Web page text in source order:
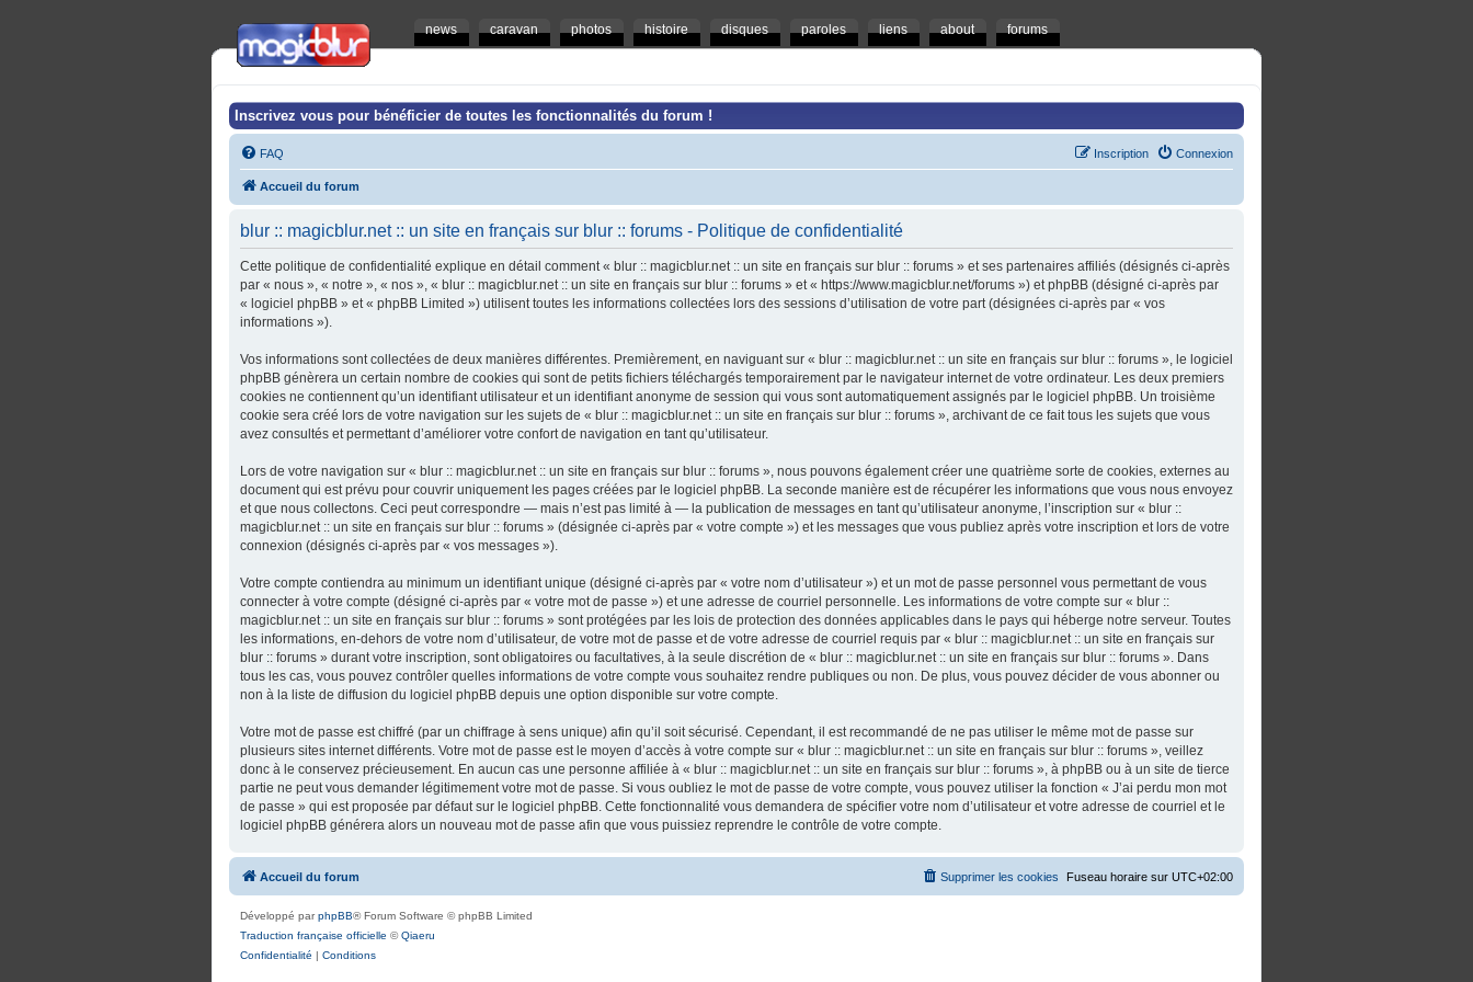
news caravan photos histoire disques paroles liens about forums
Inscrivez vous pour bénéficier de toutes les fonctionnalités du forum !
FAQ Connexion
Inscription
Accueil du forum
blur :: magicblur.net :: un site en français sur blur :: forums - Politique de confidentialité
Cette politique de confidentialité explique en détail comment « blur :: magicblur.net :: un site en français sur blur :: forums » et ses partenaires affiliés (désignés ci-après
par « nous », « notre », « nos », « blur :: magicblur.net :: un site en français sur blur :: forums » et « https://www.magicblur.net/forums ») et phpBB (désigné ci-après par
« logiciel phpBB » et « phpBB Limited ») utilisent toutes les informations collectées lors des sessions d’utilisation de votre part (désignées ci-après par « vos
informations »).
Vos informations sont collectées de deux manières différentes. Premièrement, en naviguant sur « blur :: magicblur.net :: un site en français sur blur :: forums », le logiciel
phpBB génèrera un certain nombre de cookies qui sont de petits fichiers téléchargés temporairement par le navigateur internet de votre ordinateur. Les deux premiers
cookies ne contiennent qu’un identifiant utilisateur et un identifiant anonyme de session qui vous sont automatiquement assignés par le logiciel phpBB. Un troisième
cookie sera créé lors de votre navigation sur les sujets de « blur :: magicblur.net :: un site en français sur blur :: forums », archivant de ce fait tous les sujets que vous
avez consultés et permettant d’améliorer votre confort de navigation en tant qu’utilisateur.
Lors de votre navigation sur « blur :: magicblur.net :: un site en français sur blur :: forums », nous pouvons également créer une quatrième sorte de cookies, externes au
document qui est prévu pour couvrir uniquement les pages créées par le logiciel phpBB. La seconde manière est de récupérer les informations que vous nous envoyez
et que nous collectons. Ceci peut correspondre — mais n’est pas limité à — la publication de messages en tant qu’utilisateur anonyme, l’inscription sur « blur ::
magicblur.net :: un site en français sur blur :: forums » (désignée ci-après par « votre compte ») et les messages que vous publiez après votre inscription et lors de votre
connexion (désignés ci-après par « vos messages »).
Votre compte contiendra au minimum un identifiant unique (désigné ci-après par « votre nom d’utilisateur ») et un mot de passe personnel vous permettant de vous
connecter à votre compte (désigné ci-après par « votre mot de passe ») et une adresse de courriel personnelle. Les informations de votre compte sur « blur ::
magicblur.net :: un site en français sur blur :: forums » sont protégées par les lois de protection des données applicables dans le pays qui héberge notre serveur. Toutes
les informations, en-dehors de votre nom d’utilisateur, de votre mot de passe et de votre adresse de courriel requis par « blur :: magicblur.net :: un site en français sur
blur :: forums » durant votre inscription, sont obligatoires ou facultatives, à la seule discrétion de « blur :: magicblur.net :: un site en français sur blur :: forums ». Dans
tous les cas, vous pouvez contrôler quelles informations de votre compte vous souhaitez rendre publiques ou non. De plus, vous pouvez décider de vous abonner ou
non à la liste de diffusion du logiciel phpBB depuis une option disponible sur votre compte.
Votre mot de passe est chiffré (par un chiffrage à sens unique) afin qu’il soit sécurisé. Cependant, il est recommandé de ne pas utiliser le même mot de passe sur
plusieurs sites internet différents. Votre mot de passe est le moyen d’accès à votre compte sur « blur :: magicblur.net :: un site en français sur blur :: forums », veillez
donc à le conservez précieusement. En aucun cas une personne affiliée à « blur :: magicblur.net :: un site en français sur blur :: forums », à phpBB ou à un site de tierce
partie ne peut vous demander légitimement votre mot de passe. Si vous oubliez le mot de passe de votre compte, vous pouvez utiliser la fonction « J’ai perdu mon mot
de passe » qui est proposée par défaut sur le logiciel phpBB. Cette fonctionnalité vous demandera de spécifier votre nom d’utilisateur et votre adresse de courriel et le
logiciel phpBB générera alors un nouveau mot de passe afin que vous puissiez reprendre le contrôle de votre compte.
Accueil du forum Fuseau horaire sur UTC+02:00
Supprimer les cookies
Développé parphpBB® Forum Software © phpBB Limited
Traduction française officielle ©Qiaeru
Confidentialité | Conditions